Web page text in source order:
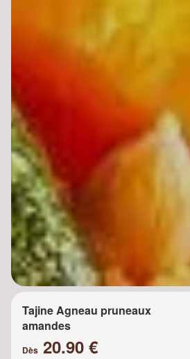
Tajine Agneau pruneaux
amandes
Dès 20.90 €